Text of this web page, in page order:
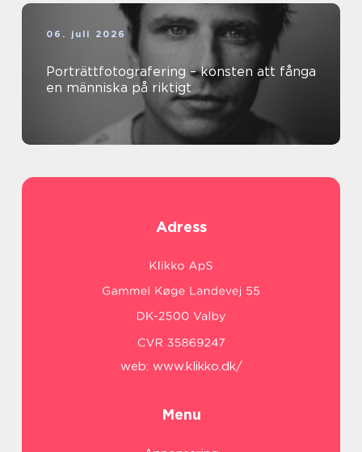
06. juli 2026
Porträttfotografering – konsten att fånga
en människa på riktigt
Adress
web: www.klikko.dk/
Menu